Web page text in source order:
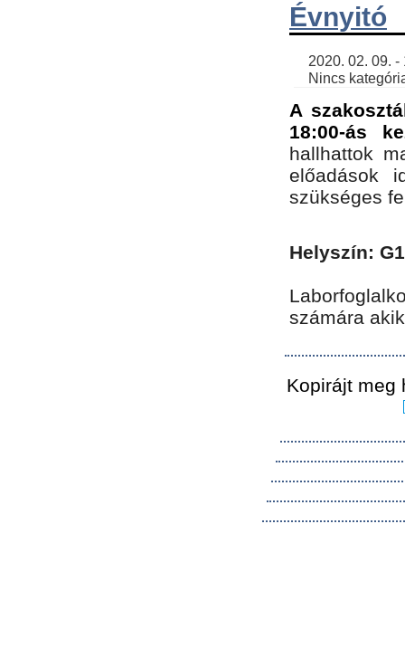
Évnyitó
Nincs
A
18:00-ás
hallhattok
előadások
szükséges
Helyszín:
számára
Kopirájt meg